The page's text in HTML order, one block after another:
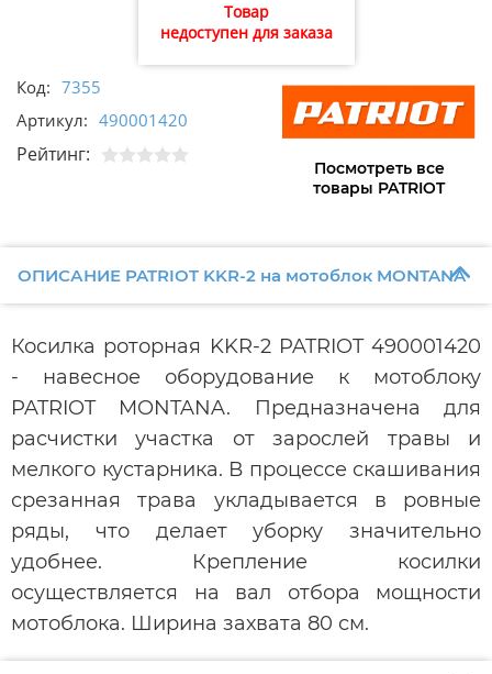
Товар
недоступен для заказа
Код: 7355
Артикул: 490001420
Рейтинг:
Посмотреть все
товары PATRIOT
ОПИСАНИЕ PATRIOT KKR-2 на мотоблок MONTANA
Косилка роторная KKR-2 PATRIOT 490001420
- навесное оборудование к мотоблоку
PATRIOT MONTANA. Предназначена для
расчистки участка от зарослей травы и
мелкого кустарника. В процессе скашивания
срезанная трава укладывается в ровные
ряды, что делает уборку значительно
удобнее. Крепление косилки
осуществляется на вал отбора мощности
мотоблока. Ширина захвата 80 см.